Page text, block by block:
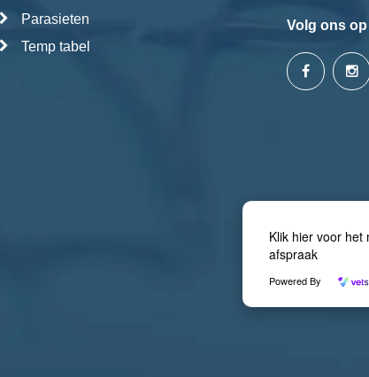
Parasieten
Temp tabel
Volg ons
Klik hier voor het
afspraak
Powered By